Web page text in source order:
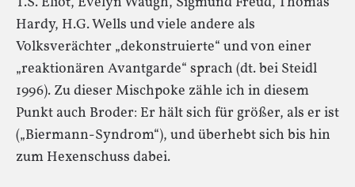
Hardy, H.G. Wells und viele andere als
Volksverächter „dekonstruierte“ und von einer
„reaktionären Avantgarde“ sprach (dt. bei Steidl
1996). Zu dieser Mischpoke zähle ich in diesem
Punkt auch Broder: Er hält sich für größer, als er ist
(„Biermann-Syndrom“), und überhebt sich bis hin
zum Hexenschuss dabei.